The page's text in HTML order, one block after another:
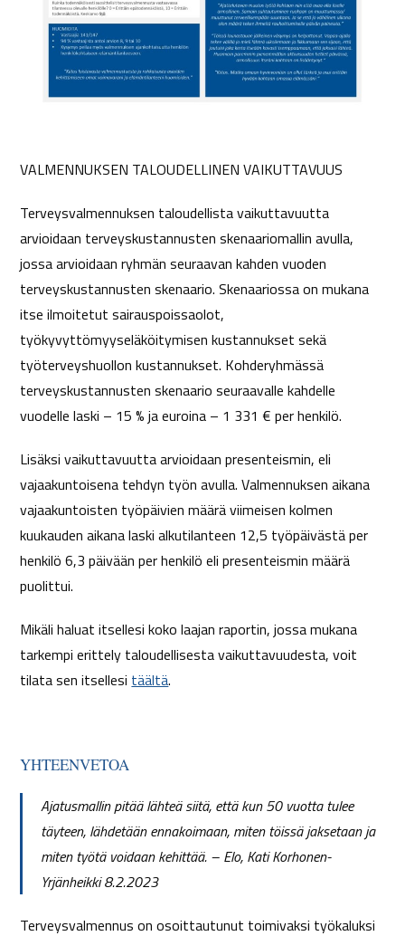
VALMENNUKSEN TALOUDELLINEN VAIKUTTAVUUS
Terveysvalmennuksen taloudellista vaikuttavuutta
arvioidaan terveyskustannusten skenaariomallin avulla,
jossa arvioidaan ryhmän seuraavan kahden vuoden
terveyskustannusten skenaario. Skenaariossa on mukana
itse ilmoitetut sairauspoissaolot,
työkyvyttömyyseläköitymisen kustannukset sekä
työterveyshuollon kustannukset. Kohderyhmässä
terveyskustannusten skenaario seuraavalle kahdelle
vuodelle laski – 15 % ja euroina – 1 331 € per henkilö.
Lisäksi vaikuttavuutta arvioidaan presenteismin, eli
vajaakuntoisena tehdyn työn avulla. Valmennuksen aikana
vajaakuntoisten työpäivien määrä viimeisen kolmen
kuukauden aikana laski alkutilanteen 12,5 työpäivästä per
henkilö 6,3 päivään per henkilö eli presenteismin määrä
puolittui.
Mikäli haluat itsellesi koko laajan raportin, jossa mukana
tarkempi erittely taloudellisesta vaikuttavuudesta, voit
tilata sen itsellesi täältä.
YHTEENVETOA
Ajatusmallin pitää lähteä siitä, että kun 50 vuotta tulee
täyteen, lähdetään ennakoimaan, miten töissä jaksetaan ja
miten työtä voidaan kehittää. – Elo, Kati Korhonen-
Yrjänheikki 8.2.2023
Terveysvalmennus on osoittautunut toimivaksi työkaluksi